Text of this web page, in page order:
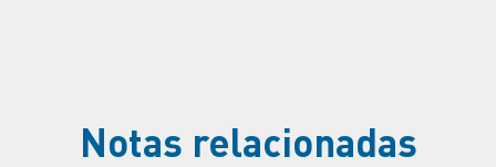
Notas relacionadas